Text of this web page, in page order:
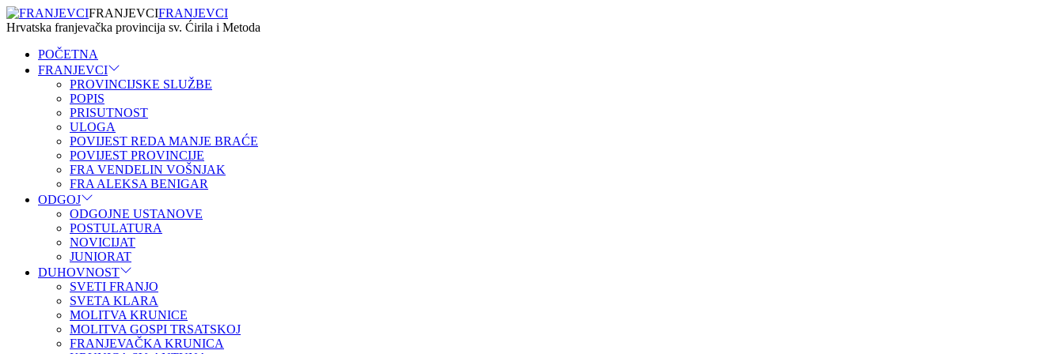
FRANJEVCIFRANJEVCI
Hrvatska franjevačka provincija sv. Ćirila i Metoda
POČETNA
FRANJEVCI
PROVINCIJSKE SLUŽBE
POPIS
PRISUTNOST
ULOGA
POVIJEST REDA MANJE BRAĆE
POVIJEST PROVINCIJE
FRA VENDELIN VOŠNJAK
FRA ALEKSA BENIGAR
ODGOJ
ODGOJNE USTANOVE
POSTULATURA
NOVICIJAT
JUNIORAT
DUHOVNOST
SVETI FRANJO
SVETA KLARA
MOLITVA KRUNICE
MOLITVA GOSPI TRSATSKOJ
FRANJEVAČKA KRUNICA